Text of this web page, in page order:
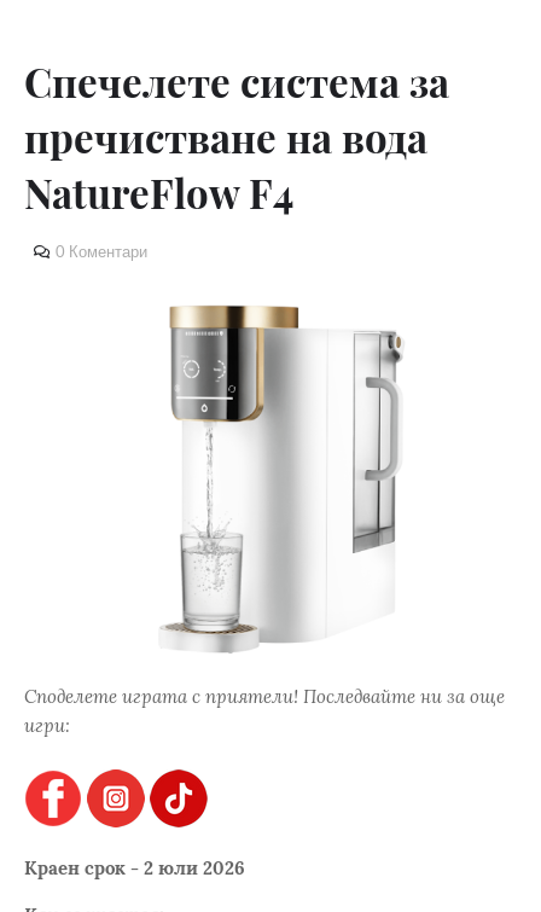
Спечелете система за
пречистване на вода
NatureFlow F4
0 Коментари
Споделете играта с приятели! Последвайте ни за още
игри:
Краен срок - 2 юли 2026